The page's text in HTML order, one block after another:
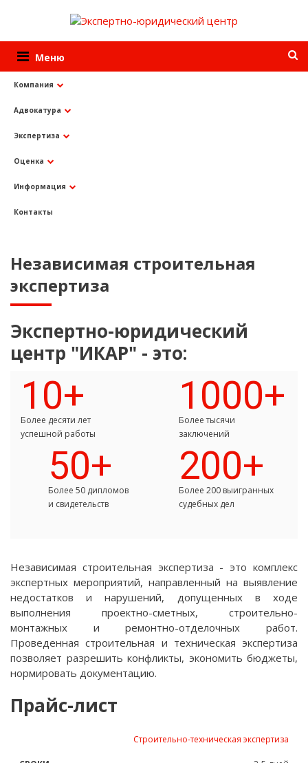
Меню
Компания
Адвокатура
Экспертиза
Оценка
Информация
Контакты
Услуги
Независимая экспертиза
Независимая строительная экспертиза
Независимая строительная
экспертиза
Экспертно-юридический
центр "ИКАР" - это:
10+
Более десяти лет
успешной работы
1000+
Более тысячи
заключений
50+
Более 50 дипломов
и свидетельств
200+
Более 200 выигранных
судебных дел
Независимая строительная экспертиза - это комплекс
экспертных мероприятий, направленный на выявление
недостатков и нарушений, допущенных в ходе
выполнения проектно-сметных, строительно-
монтажных и ремонтно-отделочных работ.
Проведенная строительная и техническая экспертиза
позволяет разрешить конфликты, экономить бюджеты,
нормировать документацию.
Прайс-лист
СТОИМОСТЬ
Строительно-техническая экспертиза